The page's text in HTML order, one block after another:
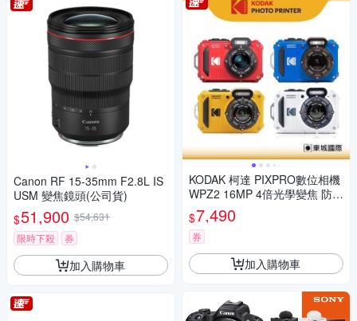
Canon RF 15-35mm F2.8L IS
USM 變焦鏡頭(公司貨)
$51,900 $54,631
限時下殺
券
加入購物車
KODAK 柯達 PIXPRO數位相機
WPZ2 16MP 4倍光學變焦 防水
數位相機 公司貨
$7,490
券
加入購物車